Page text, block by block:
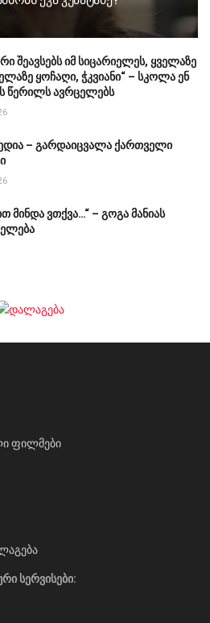
შეავსებს იმ სიცარიელეს, ყველაზე
ყოჩაღი, ჭკვიანი“ – სკოლა ენ
წერილს ავრცელებს
– გარდაიცვალა ქართველი
მინდა ვთქვა…“ – გოგა მანიას
ფილმები
სერვისები: